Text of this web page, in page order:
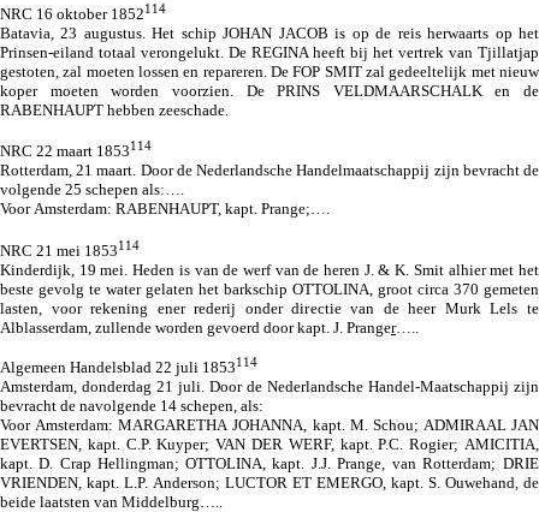
NRC 16 oktober 1852114
Batavia, 23 augustus. Het schip JOHAN JACOB is op de reis herwaarts op het
Prinsen-eiland totaal verongelukt. De REGINA heeft bij het vertrek van Tjillatjap
gestoten, zal moeten lossen en repareren. De FOP SMIT zal gedeeltelijk met nieuw
koper moeten worden voorzien. De PRINS VELDMAARSCHALK en de
RABENHAUPT hebben zeeschade.
NRC 22 maart 1853114
Rotterdam, 21 maart. Door de Nederlandsche Handelmaatschappij zijn bevracht de
volgende 25 schepen als:….
Voor Amsterdam: RABENHAUPT, kapt. Prange;….
NRC 21 mei 1853114
Kinderdijk, 19 mei. Heden is van de werf van de heren J. & K. Smit alhier met het
beste gevolg te water gelaten het barkschip OTTOLINA, groot circa 370 gemeten
lasten, voor rekening ener rederij onder directie van de heer Murk Lels te
Alblasserdam, zullende worden gevoerd door kapt. J. Pranger…..
Algemeen Handelsblad 22 juli 1853114
Amsterdam, donderdag 21 juli. Door de Nederlandsche Handel-Maatschappij zijn
bevracht de navolgende 14 schepen, als:
Voor Amsterdam: MARGARETHA JOHANNA, kapt. M. Schou; ADMIRAAL JAN
EVERTSEN, kapt. C.P. Kuyper; VAN DER WERF, kapt. P.C. Rogier; AMICITIA,
kapt. D. Crap Hellingman; OTTOLINA, kapt. J.J. Prange, van Rotterdam; DRIE
VRIENDEN, kapt. L.P. Anderson; LUCTOR ET EMERGO, kapt. S. Ouwehand, de
beide laatsten van Middelburg…..